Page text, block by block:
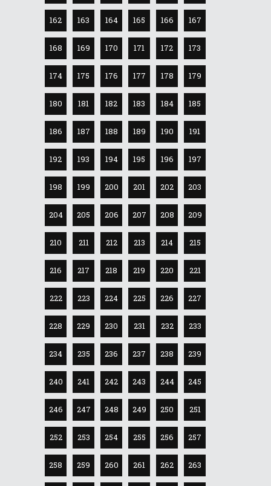
162 163 164 165 166 167
168 169 170 171 172 173
174 175 176 177 178 179
180 181 182 183 184 185
186 187 188 189 190 191
192 193 194 195 196 197
198 199 200 201 202 203
204 205 206 207 208 209
210 211 212 213 214 215
216 217 218 219 220 221
222 223 224 225 226 227
228 229 230 231 232 233
234 235 236 237 238 239
240 241 242 243 244 245
246 247 248 249 250 251
252 253 254 255 256 257
258 259 260 261 262 263